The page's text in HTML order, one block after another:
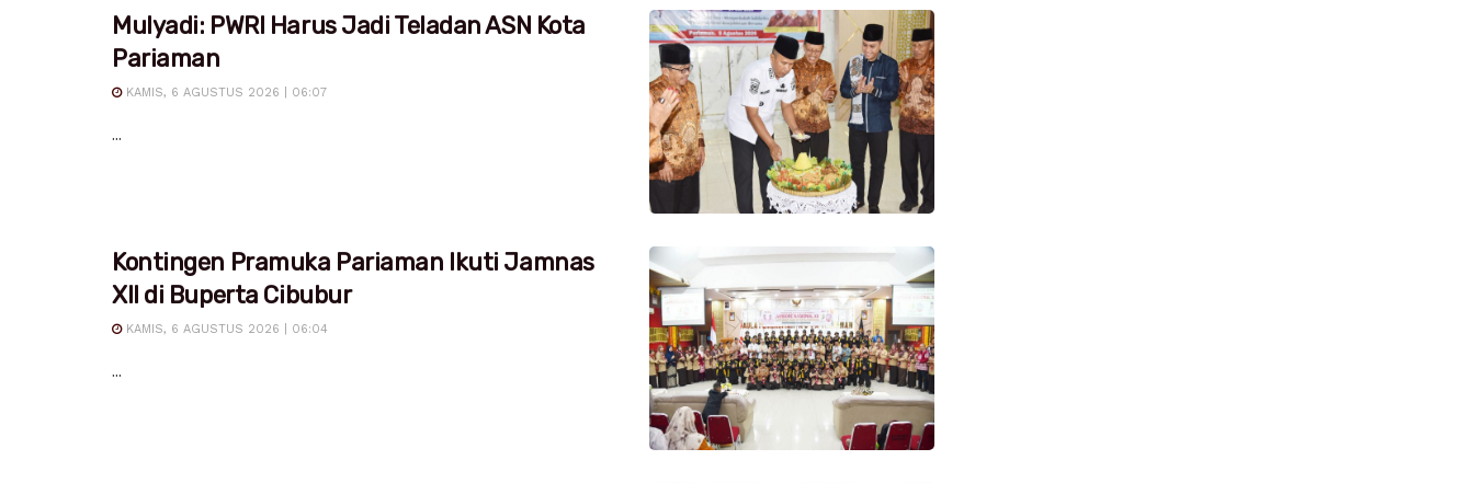
Mulyadi: PWRI Harus Jadi Teladan ASN Kota
Pariaman
KAMIS, 6 AGUSTUS 2026 | 06:07
...
Kontingen Pramuka Pariaman Ikuti Jamnas
XII di Buperta Cibubur
KAMIS, 6 AGUSTUS 2026 | 06:04
...